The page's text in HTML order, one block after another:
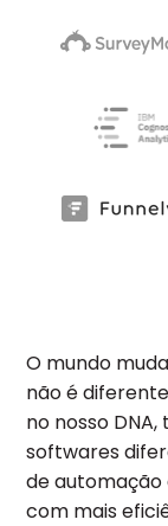
O mundo
não é
no nosso
softwares
de
com mais